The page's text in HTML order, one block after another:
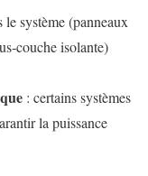
le système (panneaux
isolante)
: certains systèmes
la puissance